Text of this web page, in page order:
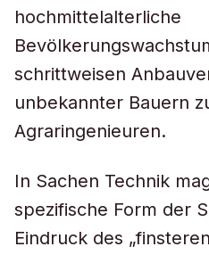
hochmittelalterliche
schrittweisen
unbekannter Bauern
Agraringenieuren.
In Sachen Technik
spezifische Form der
Eindruck des